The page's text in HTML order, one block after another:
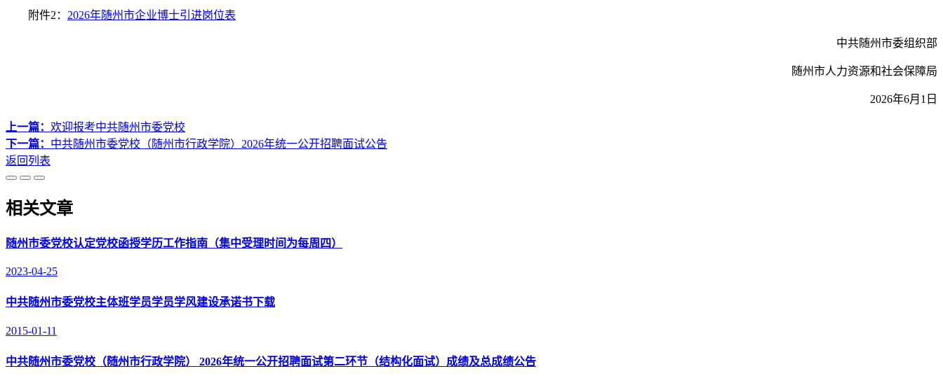
附件2： 2026年随州市企业博士引进岗位表
中共随州市委组织部
随州市人力资源和社会保障局
2026年6月1日
上一篇： 欢迎报考中共随州市委党校
下一篇： 中共随州市委党校（随州市行政学院）2026年统一公开招聘面试公告
返回列表
相关文章
随州市委党校认定党校函授学历工作指南（集中受理时间为每周四）
2023-04-25
中共随州市委党校主体班学员学员学风建设承诺书下载
2015-01-11
中共随州市委党校（随州市行政学院） 2026年统一公开招聘面试第二环节（结构化面试）成绩及总成绩公告